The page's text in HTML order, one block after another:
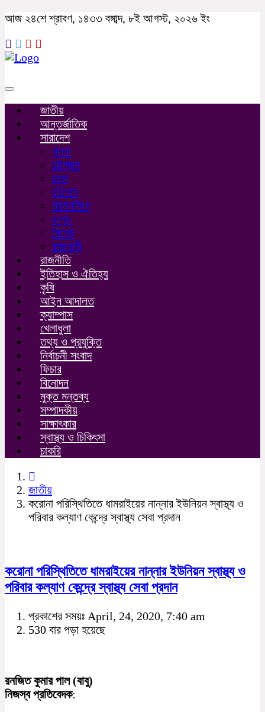
আজ ২৪শে শ্রাবণ, ১৪৩৩ বঙ্গাব্দ, ৮ই আগস্ট, ২০২৬ ইং
Toggle
navigation
জাতীয়
আন্তর্জাতিক
সারাদেশ
খুলনা
চট্টগ্রাম
ঢাকা
বরিশাল
ময়মনসিংহ
রংপুর
সিলেট
রাজশাহী
রাজনীতি
ইতিহাস ও ঐতিহ্য
কৃষি
আইন আদালত
ক্যাম্পাস
খেলাধুলা
তথ্য ও প্রযুক্তি
নির্বাচনী সংবাদ
ফিচার
বিনোদন
মুক্ত মন্তব্য
সম্পাদকীয়
সাক্ষাৎকার
স্বাস্থ্য ও চিকিৎসা
চাকরি
জাতীয়
করোনা পরিস্থিতিতে ধামরাইয়ের নান্নার ইউনিয়ন স্বাস্থ্য ও
পরিবার কল্যাণ কেন্দ্রে স্বাস্থ্য সেবা প্রদান
করোনা পরিস্থিতিতে ধামরাইয়ের নান্নার ইউনিয়ন স্বাস্থ্য ও
পরিবার কল্যাণ কেন্দ্রে স্বাস্থ্য সেবা প্রদান
প্রকাশের সময়ঃ April, 24, 2020, 7:40 am
530 বার পড়া হয়েছে
রনজিত কুমার পাল (বাবু)
নিজস্ব প্রতিবেদক: